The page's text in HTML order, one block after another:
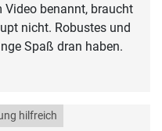
benannt, braucht
nicht. Robustes und
Spaß dran haben.
hilfreich